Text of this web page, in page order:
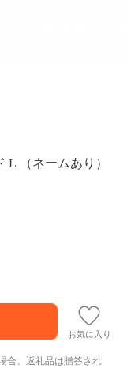
L （ネームあり）
お気に入り
合、返礼品は贈答され